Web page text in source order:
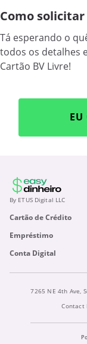
Como solicitar
Tá esperando o
todos os detalhes
Cartão BV Livre!
EU
By ETUS Digital LLC
Cartão de Crédito
Empréstimo
Conta Digital
7265 NE 4th Ave,